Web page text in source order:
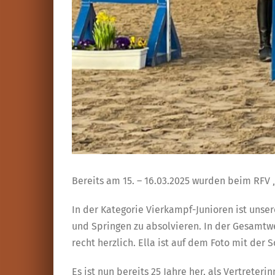
Bereits am 15. – 16.03.2025 wurden beim
In der Kategorie Vierkampf-Junioren ist
und Springen zu absolvieren. In der
recht herzlich. Ella ist auf dem Foto mit der
Es ist nun bereits 25 Jahre her, als